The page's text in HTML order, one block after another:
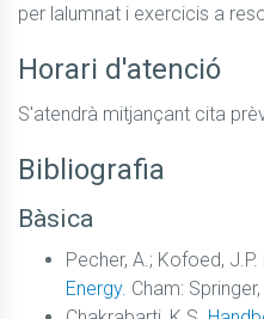
per lalumnat i exercicis a
Horari d'atenció
S'atendrà mitjançant cita
Bibliografia
Bàsica
Pecher, A.; Kofoed, J.P.
Energy. Cham: